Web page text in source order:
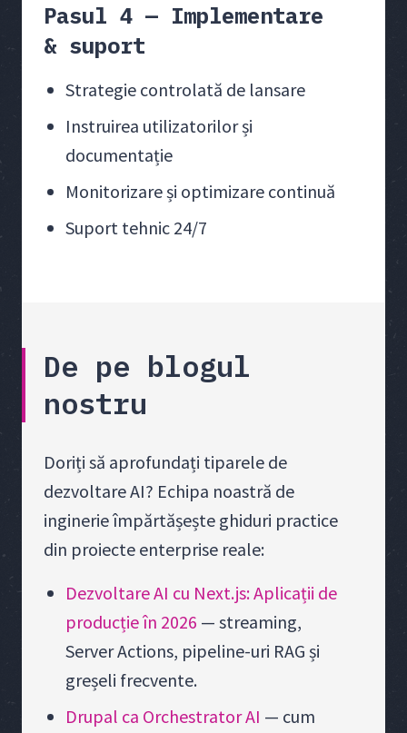
Pasul 4 — Implementare
& suport
Strategie controlată de lansare
Instruirea utilizatorilor și
documentație
Monitorizare și optimizare continuă
Suport tehnic 24/7
De pe blogul
nostru
Doriți să aprofundați tiparele de
dezvoltare AI? Echipa noastră de
inginerie împărtășește ghiduri practice
din proiecte enterprise reale:
Dezvoltare AI cu Next.js: Aplicații de
producție în 2026 — streaming,
Server Actions, pipeline-uri RAG și
greșeli frecvente.
Drupal ca Orchestrator AI — cum